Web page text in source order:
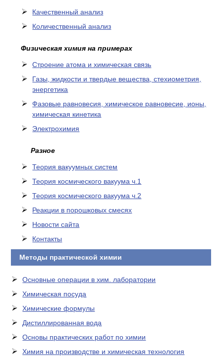
Качественный анализ
Количественный анализ
Физическая химия на примерах
Cтроение атома и химическая связь
Газы, жидкости и твердые вещества, стехиометрия,
энергетика
Фазовые равновесия, химическое равновесие, ионы,
химическая кинетика
Электрохимия
Разное
Теория вакуумных систем
Теория космического вакуума ч.1
Теория космического вакуума ч.2
Реакции в порошковых смесях
Новости сайта
Контакты
Методы практической химии
Основные операции в хим. лаборатории
Химическая посуда
Химические формулы
Дистиллированная вода
Основы практических работ по химии
Химия на производстве и химическая технология